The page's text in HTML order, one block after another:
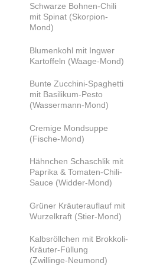
Schwarze Bohnen-Chili
mit Spinat (Skorpion-
Mond)
Blumenkohl mit Ingwer
Kartoffeln (Waage-Mond)
Bunte Zucchini-Spaghetti
mit Basilikum-Pesto
(Wassermann-Mond)
Cremige Mondsuppe
(Fische-Mond)
Hähnchen Schaschlik mit
Paprika & Tomaten-Chili-
Sauce (Widder-Mond)
Grüner Kräuterauflauf mit
Wurzelkraft (Stier-Mond)
Kalbsröllchen mit Brokkoli-
Kräuter-Füllung
(Zwillinge-Neumond)